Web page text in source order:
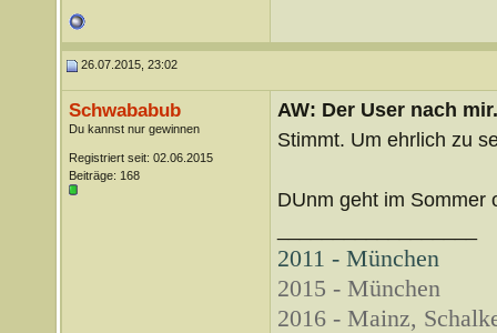
26.07.2015, 23:02
Schwababub
Du kannst nur gewinnen
Registriert seit: 02.06.2015
Beiträge: 168
AW: Der User nach
Stimmt. Um ehrlich zu
DUnm geht im Sommer
2011 - München
2015 - München
2016 - Mainz,